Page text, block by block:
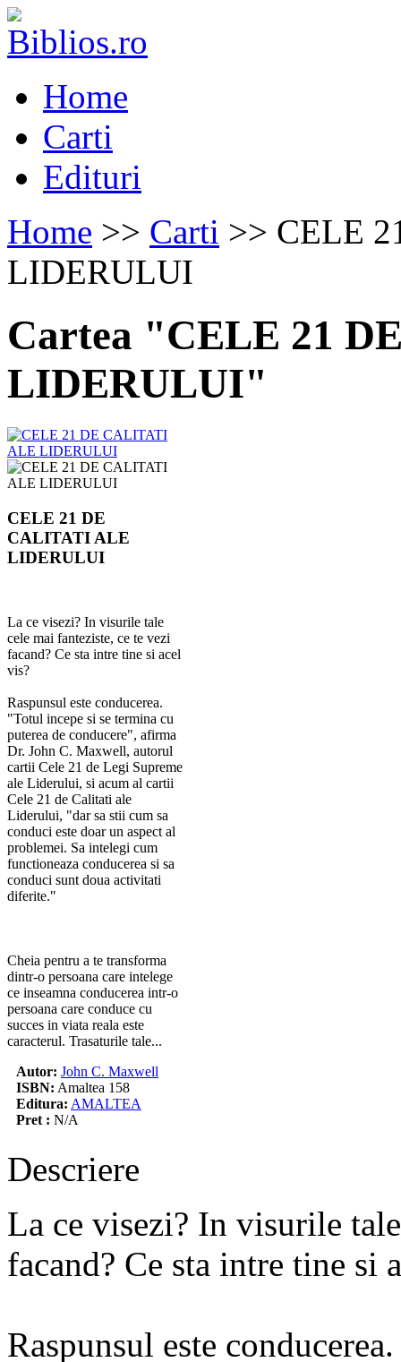
Home
Carti
Edituri
Home >> Carti >> CELE
LIDERULUI
Cartea "CELE 21
LIDERULUI"
CELE 21 DE
CALITATI ALE
LIDERULUI
La ce visezi? In visurile tale
cele mai fanteziste, ce te vezi
facand? Ce sta intre tine si acel
vis?
Raspunsul este conducerea.
"Totul incepe si se termina cu
puterea de conducere", afirma
Dr. John C. Maxwell, autorul
cartii Cele 21 de Legi Supreme
ale Liderului, si acum al cartii
Cele 21 de Calitati ale
Liderului, "dar sa stii cum sa
conduci este doar un aspect al
problemei. Sa intelegi cum
functioneaza conducerea si sa
conduci sunt doua activitati
diferite."
Cheia pentru a te transforma
dintr-o persoana care intelege
ce inseamna conducerea intr-o
persoana care conduce cu
succes in viata reala este
caracterul. Trasaturile tale...
Autor: John C. Maxwell
ISBN: Amaltea 158
Editura: AMALTEA
Pret : N/A
Descriere
La ce visezi? In visurile
facand? Ce sta intre tine si
Raspunsul este